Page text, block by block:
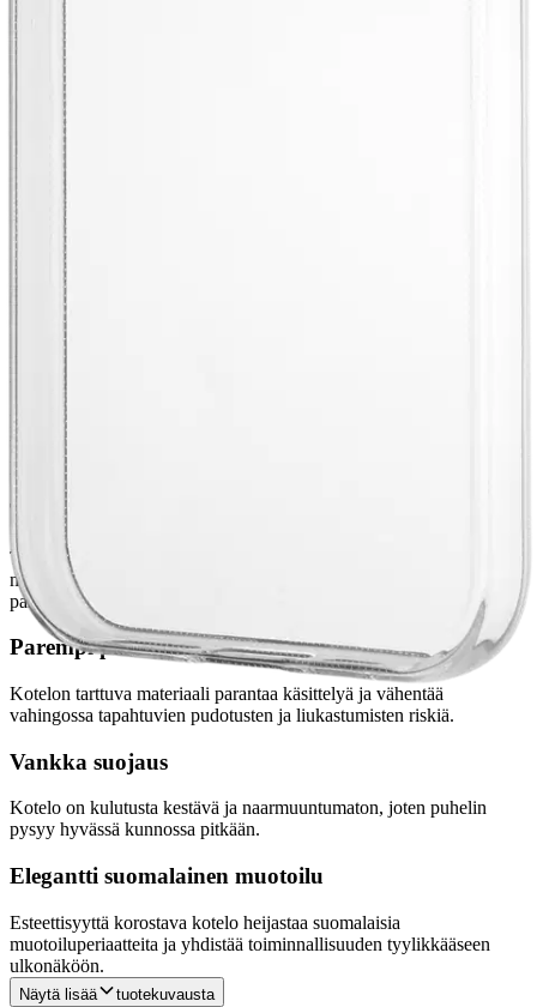
Suojaa kulumiselta, naarmuilta ja selkää
Suomalainen muotoilu tyylikkääseen ulkonäköön
Tuotekuvaus
BatPower Wave -suojakotelo on suunniteltu matkapuhelimille, ja se
istuu tarkasti ja mahdollistaa helpon pääsyn kaikkiin portteihin ja
painikkeisiin. Silikonimuovista ja termoplastisesta polyuretaanista
(TPU) valmistettu takakansi on kestävä ja tarttuva, mikä parantaa
käytettävyyttä ja ergonomiaa. Kotelo suojaa kulumiselta ja
naarmuilta, joten se sopii erinomaisesti päivittäiseen käyttöön.
Kestävä rakenne
BatPower Wave -kotelossa on käytetty silikonimuovia ja
termoplastista polyuretaania, jotka takaavat kotelon kestävyyden
päivittäisessä käytössä ja joustavuuden.
Tarkka istuvuus
Tämä erityisesti matkapuhelimille suunniteltu kotelo istuu tiukasti ja
mahdollistaa helpon pääsyn kaikkiin tärkeisiin portteihin ja
painikkeisiin.
Parempi pito
Kotelon tarttuva materiaali parantaa käsittelyä ja vähentää
vahingossa tapahtuvien pudotusten ja liukastumisten riskiä.
Vankka suojaus
Kotelo on kulutusta kestävä ja naarmuuntumaton, joten puhelin
pysyy hyvässä kunnossa pitkään.
Elegantti suomalainen muotoilu
Esteettisyyttä korostava kotelo heijastaa suomalaisia
muotoiluperiaatteita ja yhdistää toiminnallisuuden tyylikkääseen
ulkonäköön.
Näytä lisää tuotekuvausta